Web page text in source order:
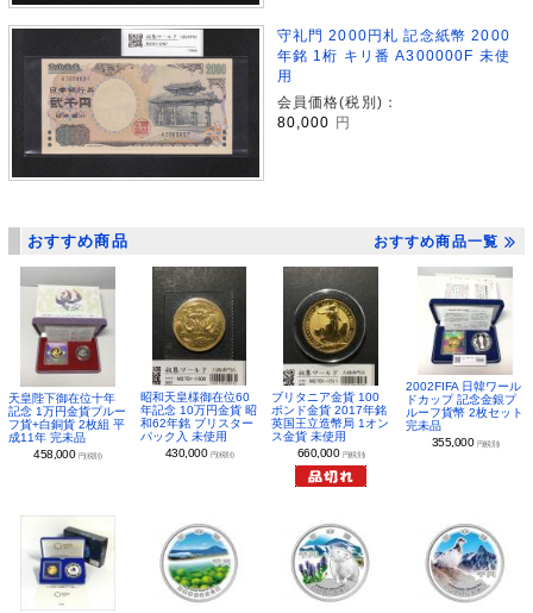
守礼門 2000円札 記念紙幣 2000
年銘 1桁 キリ番 A300000F 未使
用
会員価格(税別)：
80,000 円
おすすめ商品 おすすめ商品一覧
天皇陛下御在位十年
記念 1万円金貨プルー
フ貨+白銅貨 2枚組 平
成11年 完未品
458,000 円(税別)
昭和天皇様御在位60
年記念 10万円金貨 昭
和62年銘 ブリスター
パック入 未使用
430,000 円(税別)
ブリタニア金貨 100
ポンド金貨 2017年銘
英国王立造幣局 1オン
ス金貨 未使用
660,000 円(税別)
2002FIFA 日韓ワール
ドカップ 記念金銀プ
ルーフ貨幣 2枚セット
完未品
355,000 円(税別)